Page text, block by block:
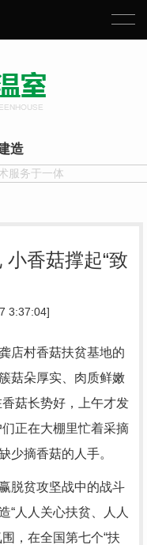
造
服务于一体
香菇撑起“致
3:37:04]
店村香菇扶贫基地的
菇朵厚实、肉质鲜嫩
菇长势好，上午才发
正在大棚里忙着采摘
少摘香菇的人手。
脱贫攻坚战中的战斗
“人人关心扶贫、人人
，在全国第七个“扶